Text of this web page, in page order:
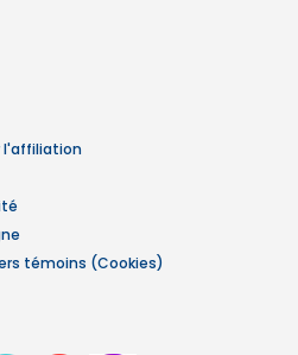
l'affiliation
témoins (Cookies)